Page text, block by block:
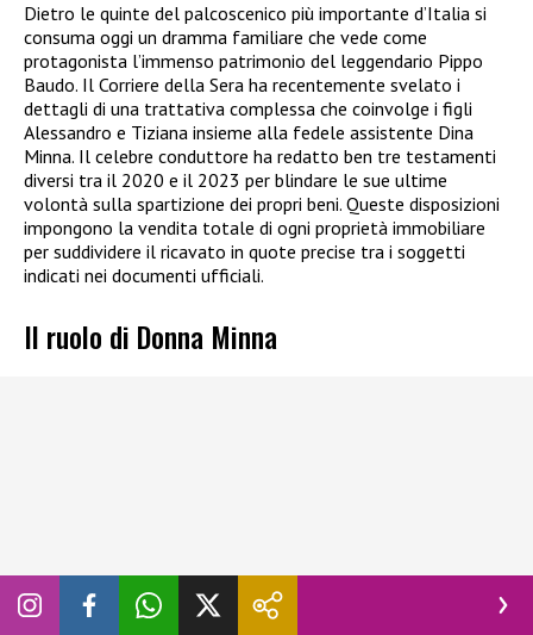
Dietro le quinte del palcoscenico più importante d’Italia si
consuma oggi un dramma familiare che vede come
protagonista l’immenso patrimonio del leggendario Pippo
Baudo. Il Corriere della Sera ha recentemente svelato i
dettagli di una trattativa complessa che coinvolge i figli
Alessandro e Tiziana insieme alla fedele assistente Dina
Minna. Il celebre conduttore ha redatto ben tre testamenti
diversi tra il 2020 e il 2023 per blindare le sue ultime
volontà sulla spartizione dei propri beni. Queste disposizioni
impongono la vendita totale di ogni proprietà immobiliare
per suddividere il ricavato in quote precise tra i soggetti
indicati nei documenti ufficiali.
Il ruolo di Donna Minna